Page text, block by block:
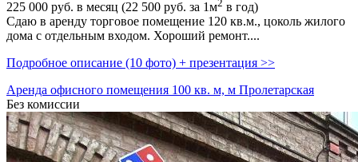
225 000 руб. в месяц (22 500 руб. за 1м2 в год)
Сдаю в аренду торговое помещение 120 кв.м.,­ цоколь жилого
дома с отдельным входом. Хороший ремонт....
Подробное описание (10 фото) + презентация >>
Аренда офисного помещения 100 кв. м, м Пролетарская
Без комиссии